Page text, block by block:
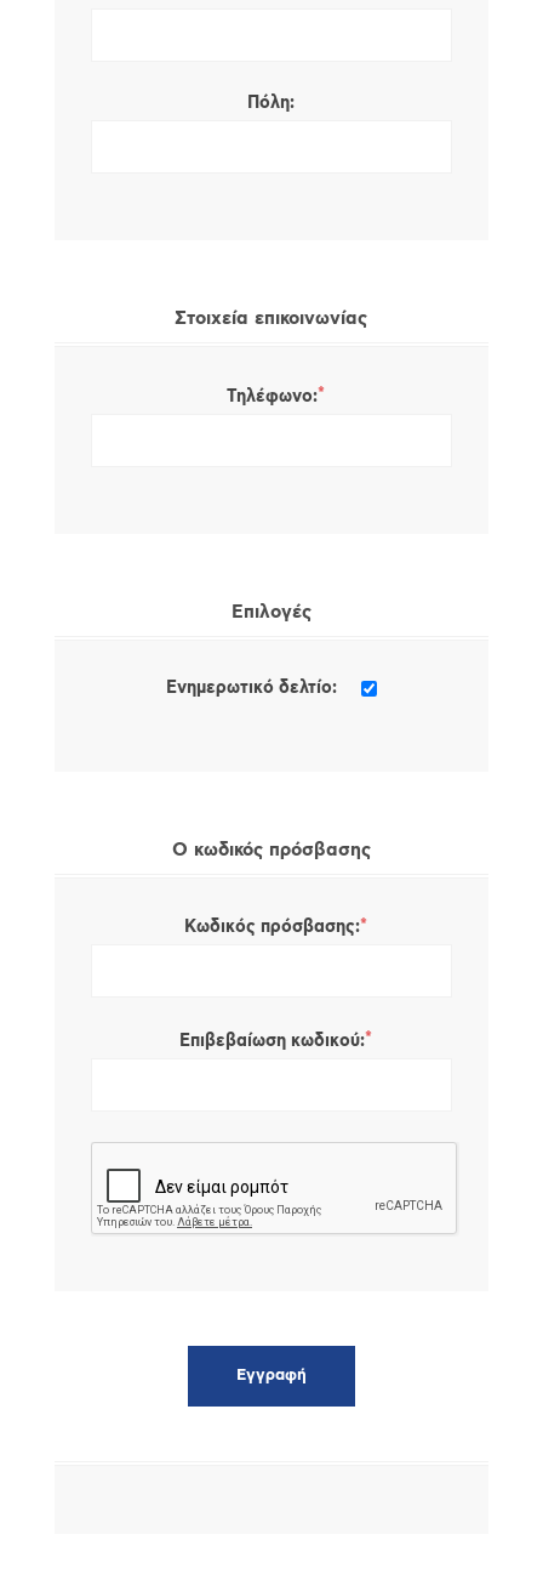
Πόλη:
Στοιχεία επικοινωνίας
Τηλέφωνο:*
Επιλογές
Ενημερωτικό δελτίο:
Ο κωδικός πρόσβασης
Κωδικός πρόσβασης:*
Επιβεβαίωση κωδικού:*